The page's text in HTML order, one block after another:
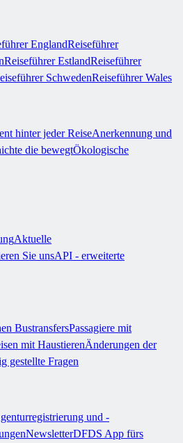
EnglandReiseführer
Reiseführer EstlandReiseführer
SchwedenReiseführer Wales
hinter jeder ReiseAnerkennung und
die bewegtÖkologische
Aktuelle
Sie unsAPI - erweiterte
BustransfersPassagiere mit
mit HaustierenÄnderungen der
gestellte Fragen
und -
NewsletterDFDS App fürs